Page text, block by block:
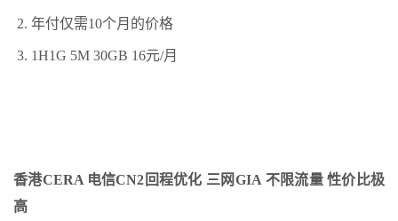
年付仅需10个月的价格
1H1G 5M 30GB 16元/月
香港CERA 电信CN2回程优化 三网GIA 不限流量 性价比极
高